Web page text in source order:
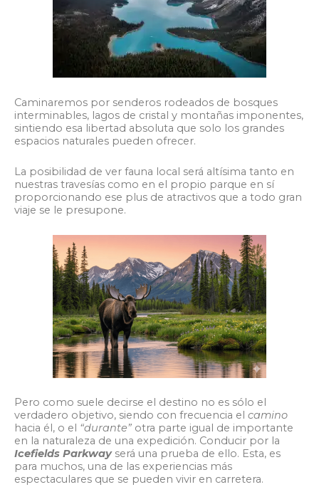
Caminaremos por senderos rodeados de bosques
interminables, lagos de cristal y montañas imponentes,
sintiendo esa libertad absoluta que solo los grandes
espacios naturales pueden ofrecer.
La posibilidad de ver fauna local será altísima tanto en
nuestras travesías como en el propio parque en sí
proporcionando ese plus de atractivos que a todo gran
viaje se le presupone.
Pero como suele decirse el destino no es sólo el
verdadero objetivo, siendo con frecuencia el camino
hacia él, o el “durante” otra parte igual de importante
en la naturaleza de una expedición. Conducir por la
Icefields Parkwayserá una prueba de ello. Esta, es
para muchos, una de las experiencias más
espectaculares que se pueden vivir en carretera.